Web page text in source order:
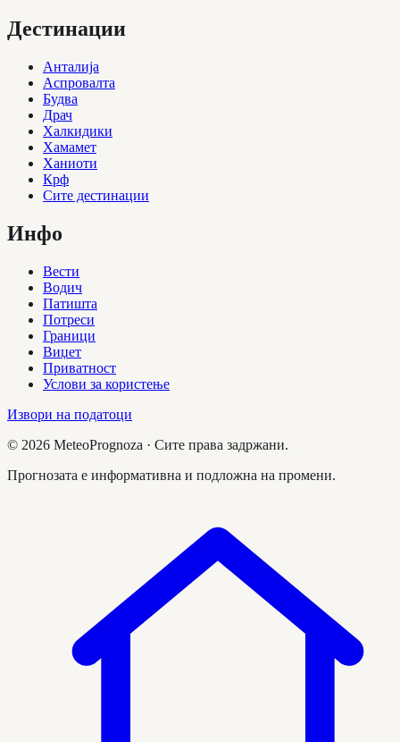
Дестинации
Анталија
Аспровалта
Будва
Драч
Халкидики
Хамамет
Ханиоти
Крф
Сите дестинации
Инфо
Вести
Водич
Патишта
Потреси
Граници
Виџет
Приватност
Услови за користење
Извори на податоци
© 2026 MeteoPrognoza · Сите права задржани.
Прогнозата е информативна и подложна на промени.